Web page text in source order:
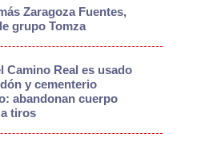
Zaragoza Fuentes,
grupo Tomza
Camino Real es usado
y cementerio
abandonan cuerpo
tiros